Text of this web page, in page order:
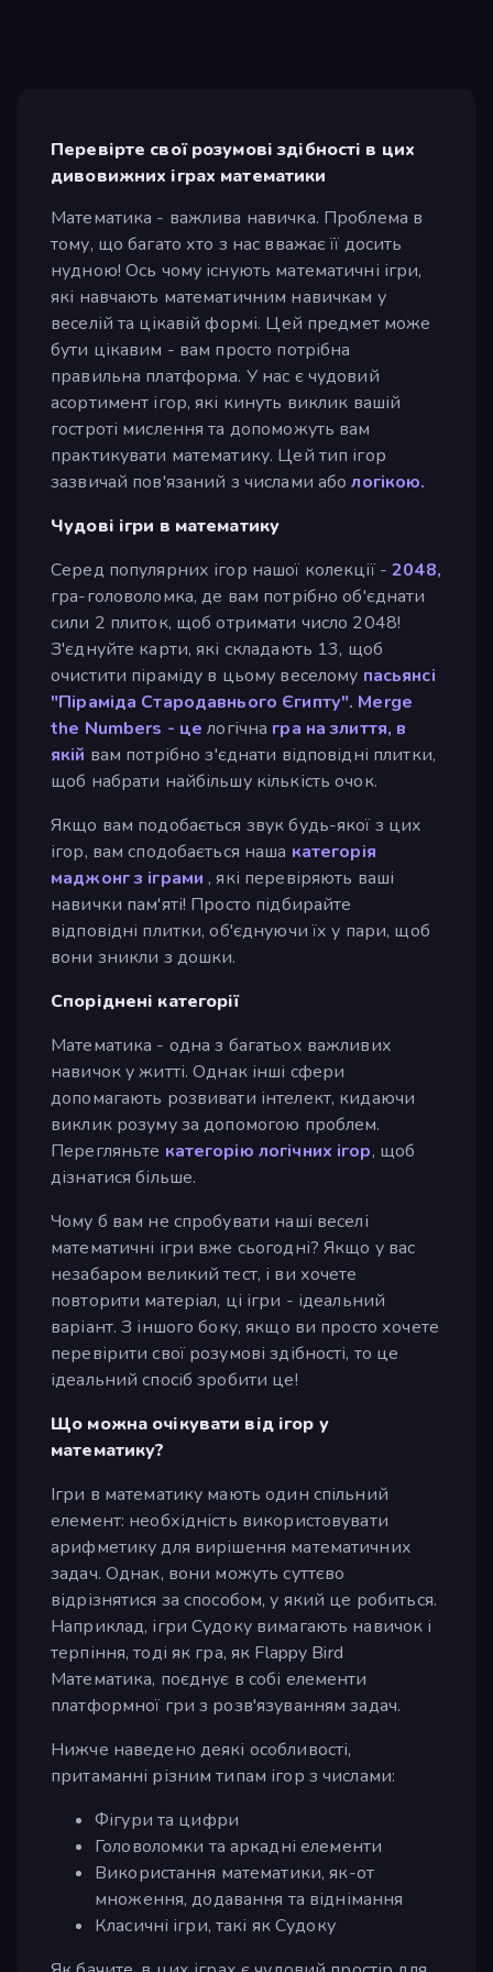
Перевірте свої розумові здібності в цих
дивовижних іграх математики
Математика - важлива навичка. Проблема в
тому, що багато хто з нас вважає її досить
нудною! Ось чому існують математичні ігри,
які навчають математичним навичкам у
веселій та цікавій формі. Цей предмет може
бути цікавим - вам просто потрібна
правильна платформа. У нас є чудовий
асортимент ігор, які кинуть виклик вашій
гостроті мислення та допоможуть вам
практикувати математику. Цей тип ігор
зазвичай пов'язаний з числами або логікою.
Чудові ігри в математику
Серед популярних ігор нашої колекції -2048,
гра-головоломка, де вам потрібно об'єднати
сили 2 плиток, щоб отримати число 2048!
З'єднуйте карти, які складають 13, щоб
очистити піраміду в цьому веселому пасьянсі
"Піраміда Стародавнього Єгипту". Merge
the Numbers - це логічна гра на злиття, в
якій вам потрібно з'єднати відповідні плитки,
щоб набрати найбільшу кількість очок.
Якщо вам подобається звук будь-якої з цих
ігор, вам сподобається наша категорія
маджонг з іграми , які перевіряють ваші
навички пам'яті! Просто підбирайте
відповідні плитки, об'єднуючи їх у пари, щоб
вони зникли з дошки.
Споріднені категорії
Математика - одна з багатьох важливих
навичок у житті. Однак інші сфери
допомагають розвивати інтелект, кидаючи
виклик розуму за допомогою проблем.
Перегляньте категорію логічних ігор, щоб
дізнатися більше.
Чому б вам не спробувати наші веселі
математичні ігри вже сьогодні? Якщо у вас
незабаром великий тест, і ви хочете
повторити матеріал, ці ігри - ідеальний
варіант. З іншого боку, якщо ви просто хочете
перевірити свої розумові здібності, то це
ідеальний спосіб зробити це!
Що можна очікувати від ігор у
математику?
Ігри в математику мають один спільний
елемент: необхідність використовувати
арифметику для вирішення математичних
задач. Однак, вони можуть суттєво
відрізнятися за способом, у який це робиться.
Наприклад, ігри Судоку вимагають навичок і
терпіння, тоді як гра, як Flappy Bird
Математика, поєднує в собі елементи
платформної гри з розв'язуванням задач.
Нижче наведено деякі особливості,
притаманні різним типам ігор з числами:
Фігури та цифри
Головоломки та аркадні елементи
Використання математики, як-от
множення, додавання та віднімання
Класичні ігри, такі як Судоку